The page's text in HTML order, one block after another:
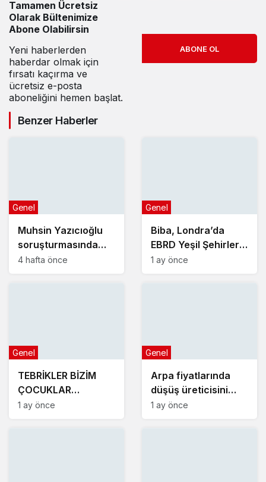
seferler devam
ediyor
Tamamen Ücretsiz
Olarak Bültenimize
Abone Olabilirsin
Yeni haberlerden
haberdar olmak için
fırsatı kaçırma ve
ücretsiz e-posta
aboneliğini hemen başlat.
ABONE OL
Benzer Haberler
Muhsin Yazıcıoğlu
soruşturmasında
yeni gelişme!
Genel
4 hafta önce
Biba, Londra’da
EBRD Yeşil Şehirler
Belediye Başkanları
Genel
1 ay önce
TEBRİKLER BİZİM
ÇOCUKLAR
YENİŞEHİR’İ
Genel
1 ay önce
Arpa fiyatlarında
düşüş üreticisini
üzdü
Genel
1 ay önce